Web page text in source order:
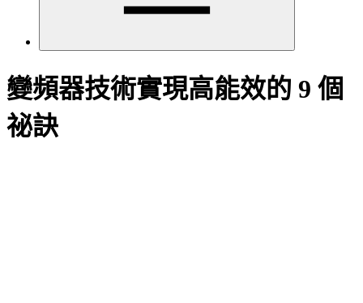
變頻器技術實現高能效的 9 個
祕訣